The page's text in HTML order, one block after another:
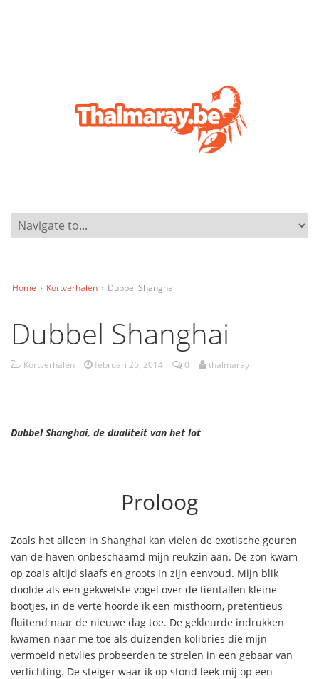
Home › Kortverhalen › Dubbel Shanghai
Dubbel Shanghai
Kortverhalen februari 26, 2014 0 thalmaray
Dubbel Shanghai, de dualiteit van het lot
Proloog
Zoals het alleen in Shanghai kan vielen de exotische geuren
van de haven onbeschaamd mijn reukzin aan. De zon kwam
op zoals altijd slaafs en groots in zijn eenvoud. Mijn blik
doolde als een gekwetste vogel over de tientallen kleine
bootjes, in de verte hoorde ik een misthoorn, pretentieus
fluitend naar de nieuwe dag toe. De gekleurde indrukken
kwamen naar me toe als duizenden kolibries die mijn
vermoeid netvlies probeerden te strelen in een gebaar van
verlichting. De steiger waar ik op stond leek mij op een